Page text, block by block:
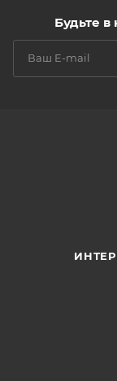
Будьте